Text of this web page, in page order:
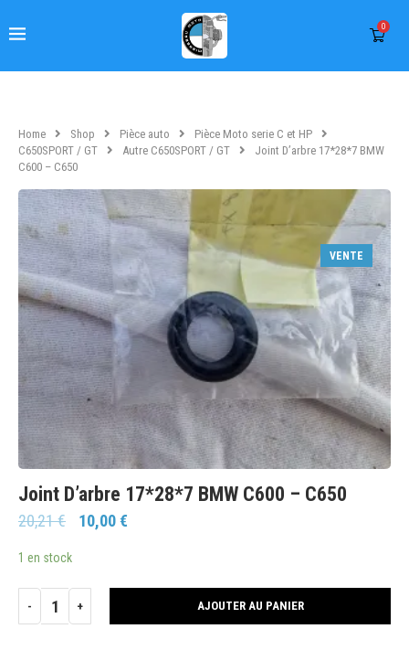
0
Home Shop Pièce auto
Pièce Moto serie C et HP
C650SPORT / GT
Autre C650SPORT / GT
Joint D’arbre 17*28*7 BMW
C600 – C650
VENTE
Joint D’arbre 17*28*7 BMW C600 – C650
20,21€ 10,00€
1 en stock
AJOUTER AU PANIER